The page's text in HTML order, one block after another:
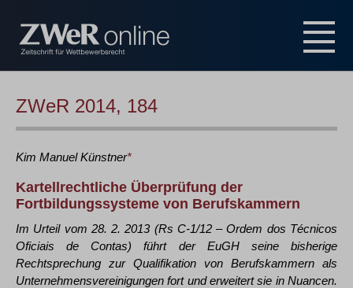
ZWeR 2014, 184
Kim Manuel Künstner*
Kartellrechtliche Überprüfung der
Fortbildungssysteme von Berufskammern
Im Urteil vom 28. 2. 2013 (Rs C-1/12 – Ordem dos Técnicos
Oficiais de Contas) führt der EuGH seine bisherige
Rechtsprechung zur Qualifikation von Berufskammern als
Unternehmensvereinigungen fort und erweitert sie in Nuancen.